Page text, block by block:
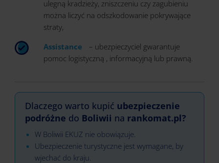
ulegną kradzieży, zniszczeniu czy zagubieniu
można liczyć na odszkodowanie pokrywające
straty,
Assistance
– ubezpieczyciel gwarantuje
pomoc logistyczną , informacyjną lub prawną.
Dlaczego warto kupić ubezpieczenie
podróżne do Boliwii na rankomat.pl?
W Boliwii EKUZ nie obowiązuje.
Ubezpieczenie turystyczne jest wymagane, by
wjechać do kraju.